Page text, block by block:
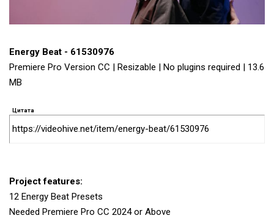
Energy Beat - 61530976
Premiere Pro Version CC | Resizable | No plugins required | 13.6
MB
Цитата
https://videohive.net/item/energy-beat/61530976
Project features:
12 Energy Beat Presets
Needed Premiere Pro CC 2024 or Above